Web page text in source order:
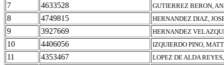
7 4633528 GUTIERREZ BERON,
8 4749815 HERNANDEZ DIAZ,
9 3927669 HERNANDEZ
10 4406056 IZQUIERDO PINO,
11 4353467 LOPEZ DE ALDA